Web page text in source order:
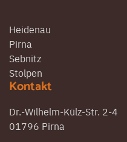
Heidenau
Pirna
Sebnitz
Stolpen
Kontakt
Dr.-Wilhelm-Külz-Str. 2-4
01796 Pirna